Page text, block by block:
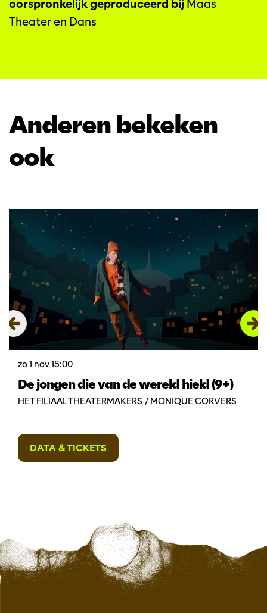
oorspronkelijk geproduceerd bij Maas
Theater en Dans
Anderen bekeken
ook
De jongen die van de wereld hield (9+)
HET FILIAAL THEATERMAKERS / MONIQUE CORVERS
zo 1 nov15:00
DATA & TICKETS